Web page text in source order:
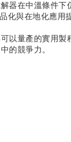
器在中溫條件下
與在地化應用
以量產的實用製
的競爭力。